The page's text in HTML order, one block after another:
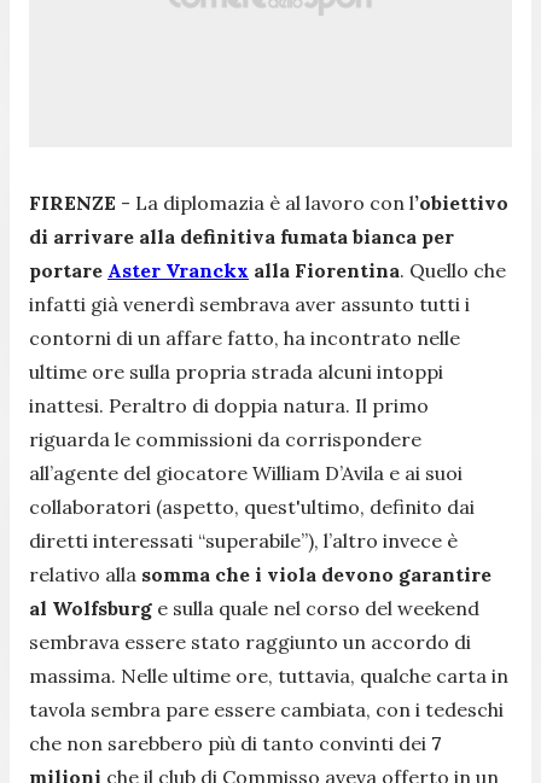
FIRENZE - La diplomazia è al lavoro con l’obiettivo
di arrivare alla definitiva fumata bianca per
portare Aster Vranckx alla Fiorentina. Quello che
infatti già venerdì sembrava aver assunto tutti i
contorni di un affare fatto, ha incontrato nelle
ultime ore sulla propria strada alcuni intoppi
inattesi. Peraltro di doppia natura. Il primo
riguarda le commissioni da corrispondere
all’agente del giocatore William D’Avila e ai suoi
collaboratori (aspetto, quest'ultimo, definito dai
diretti interessati “superabile”), l’altro invece è
relativo alla somma che i viola devono garantire
al Wolfsburg e sulla quale nel corso del weekend
sembrava essere stato raggiunto un accordo di
massima. Nelle ultime ore, tuttavia, qualche carta in
tavola sembra pare essere cambiata, con i tedeschi
che non sarebbero più di tanto convinti dei 7
milioni che il club di Commisso aveva offerto in un